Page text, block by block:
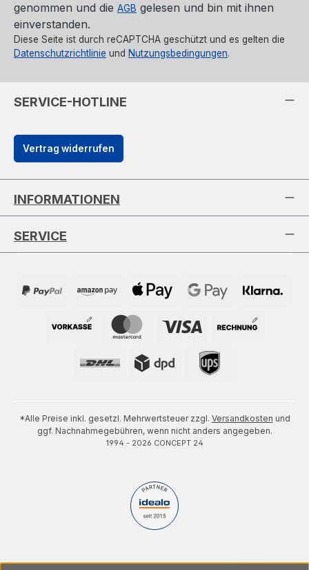
genommen und die AGB gelesen und bin mit ihnen
einverstanden.
Diese Seite ist durch reCAPTCHA geschützt und es gelten die
Datenschutzrichtlinie und Nutzungsbedingungen.
SERVICE-HOTLINE
Vertrag widerrufen
INFORMATIONEN
SERVICE
*Alle Preise inkl. gesetzl. Mehrwertsteuer zzgl. Versandkosten und
ggf. Nachnahmegebühren, wenn nicht anders angegeben.
1994 - 2026 CONCEPT 24